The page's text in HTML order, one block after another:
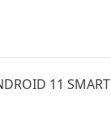
11 SMART